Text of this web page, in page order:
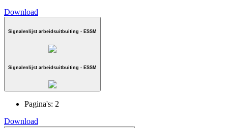
Download
Signalenlijst arbeidsuitbuiting - ESSM
Signalenlijst arbeidsuitbuiting - ESSM
Pagina's: 2
Download